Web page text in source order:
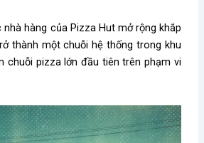
nhà hàng của Pizza Hut mở rộng khắp
thành một chuỗi hệ thống trong khu
chuỗi pizza lớn đầu tiên trên phạm vi